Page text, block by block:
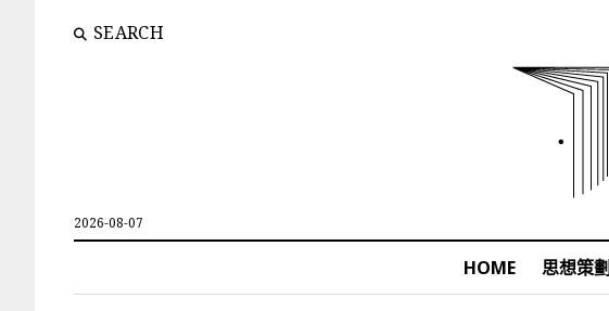
SEARCH
2026-08-07
HOME 思想策劃